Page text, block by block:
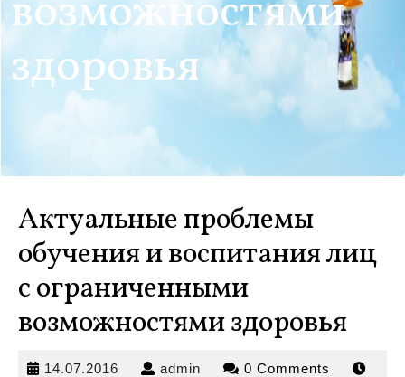
возможностями
здоровья
Актуальные проблемы
обучения и воспитания лиц
с ограниченными
возможностями здоровья
14.07.2016 14.07.2016
admin admin 0 Comments